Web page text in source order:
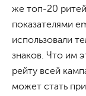
же топ-20
показателями
использовали
знаков. Что им
рейту всей
может стать